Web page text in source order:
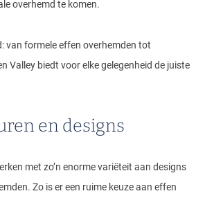
overhemd te komen.
van formele effen overhemden tot
Valley biedt voor elke gelegenheid de juiste
en designs
met zo’n enorme variëteit aan designs
Zo is er een ruime keuze aan effen